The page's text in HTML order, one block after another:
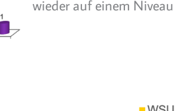
wieder auf einem